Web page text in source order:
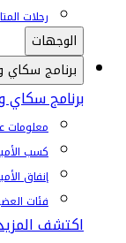
رحلات
الوجهات
برنامج سكاي
برنامج سكاي
معلومات
كسب
إنفاق
فئات
اكتشف